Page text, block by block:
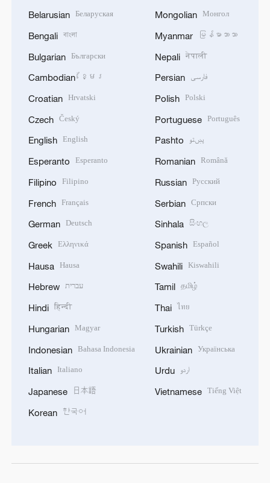
Belarusian Беларуская
Bengali বাংলা
Bulgarian Български
Cambodian ខ្មែរ
Croatian Hrvatski
Czech Český
English English
Esperanto Esperanto
Filipino Filipino
French Français
German Deutsch
Greek Ελληνικά
Hausa Hausa
Hebrew עברית
Hindi हिन्दी
Hungarian Magyar
Indonesian Bahasa Indonesia
Italian Italiano
Japanese 日本語
Korean 한국어
Mongolian Монгол
Myanmar မြန်မာဘာသာ
Nepali नेपाली
Persian فارسی
Polish Polski
Portuguese Português
Pashto پښتو
Romanian Română
Russian Русский
Serbian Српски
Sinhala සිංහල
Spanish Español
Swahili Kiswahili
Tamil தமிழ்
Thai ไทย
Turkish Türkçe
Ukrainian Українська
Urdu اردو
Vietnamese Tiếng Việt